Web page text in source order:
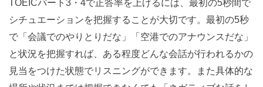
TOEICパート3・4で正答率を上げるには、最初の5秒間で
シチュエーションを把握することが大切です。最初の5秒
で「会議でのやりとりだな」「空港でのアナウンスだな」
と状況を把握すれば、ある程度どんな会話が行われるかの
見当をつけた状態でリスニングができます。また具体的な